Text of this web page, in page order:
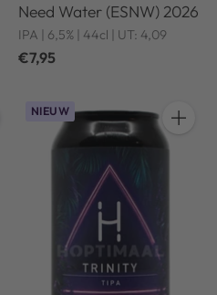
Need Water (ESNW) 2026
IPA | 6,5% | 44cl | UT: 4,09
€7,95
NIEUW